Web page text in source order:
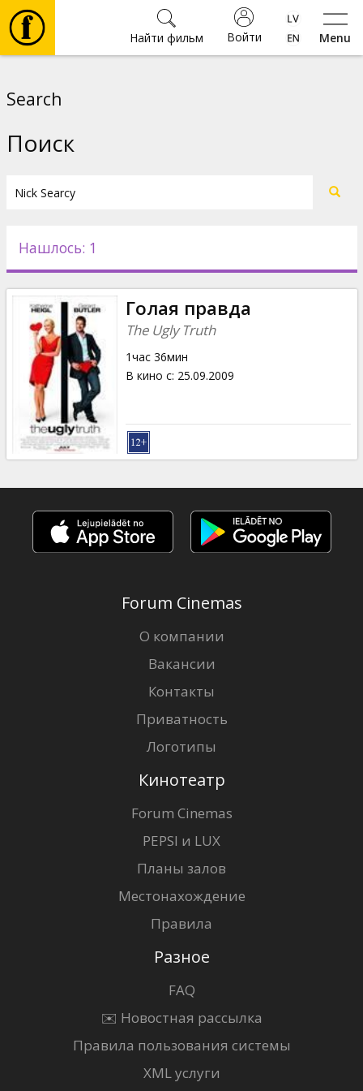
Menu
Войти
Найти фильм
Новости
Подарки
Кинозакуски
B2B
Клуб
Search
Поиск
Нашлось: 1
Голая правда
The Ugly Truth
1час 36мин
В кино с: 25.09.2009
Forum Cinemas
О компании
Вакансии
Контакты
Приватность
Логотипы
Кинотеатр
Forum Cinemas
PEPSI и LUX
Планы залов
Местонахождение
Правила
Разное
FAQ
✉️ Новостная рассылка
Правила пользования системы
XML услуги